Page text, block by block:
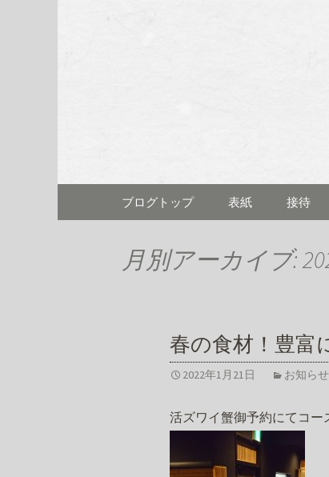
名古屋
むら)」
コンテンツへ移動
ブログトップ 表紙 接待
月別アーカイブ:
春の食材！豊富
2022年1月21日 お知らせ
活ズワイ蟹御予約にてコー